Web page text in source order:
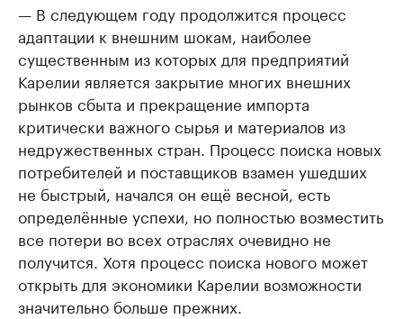
— В следующем году продолжится процесс
адаптации к внешним шокам, наиболее
существенным из которых для предприятий
Карелии является закрытие многих внешних
рынков сбыта и прекращение импорта
критически важного сырья и материалов из
недружественных стран. Процесс поиска новых
потребителей и поставщиков взамен ушедших
не быстрый, начался он ещё весной, есть
определённые успехи, но полностью возместить
все потери во всех отраслях очевидно не
получится. Хотя процесс поиска нового может
открыть для экономики Карелии возможности
значительно больше прежних.